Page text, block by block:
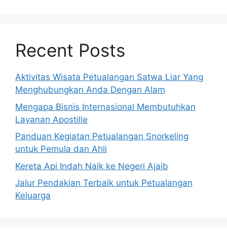
Recent Posts
Aktivitas Wisata Petualangan Satwa Liar Yang
Menghubungkan Anda Dengan Alam
Mengapa Bisnis Internasional Membutuhkan
Layanan Apostille
Panduan Kegiatan Petualangan Snorkeling
untuk Pemula dan Ahli
Kereta Api Indah Naik ke Negeri Ajaib
Jalur Pendakian Terbaik untuk Petualangan
Keluarga